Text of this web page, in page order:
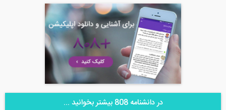
در دانشنامه 808 بیشتر بخوانید ...